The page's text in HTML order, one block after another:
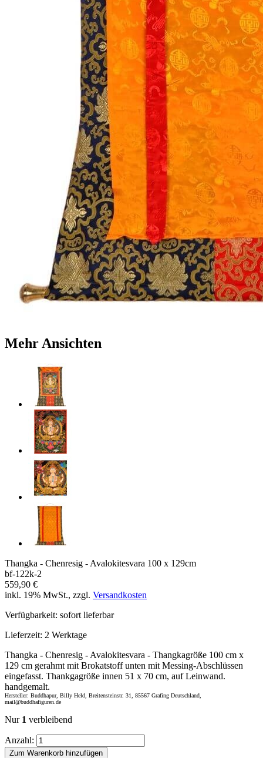
Mehr Ansichten
Thangka - Chenresig - Avalokitesvara 100 x 129cm
bf-122k-2
559,90 €
inkl. 19% MwSt., zzgl. Versandkosten
Verfügbarkeit: sofort lieferbar
Lieferzeit: 2 Werktage
Thangka - Chenresig - Avalokitesvara - Thangkagröße 100 cm x
129 cm gerahmt mit Brokatstoff unten mit Messing-Abschlüssen
eingefasst. Thankgagröße innen 51 x 70 cm, auf Leinwand.
handgemalt.
Hersteller: Buddhapur, Billy Held, Breitensteinstr. 31, 85567 Grafing Deutschland,
mail@buddhafiguren.de
Nur 1 verbleibend
Anzahl:
Zum Warenkorb hinzufügen